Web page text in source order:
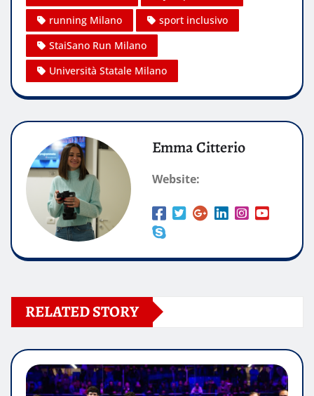
running Milano
sport inclusivo
StaiSano Run Milano
Università Statale Milano
Emma Citterio
Website:
RELATED STORY